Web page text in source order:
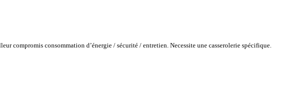
compromis consommation d’énergie / sécurité / entretien. Necessite une casserolerie spécifique.